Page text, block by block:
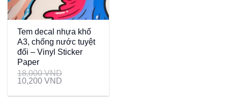
Tem decal nhựa khổ
A3, chống nước tuyệt
đối – Vinyl Sticker
Paper
18,000VND
10,200 VND